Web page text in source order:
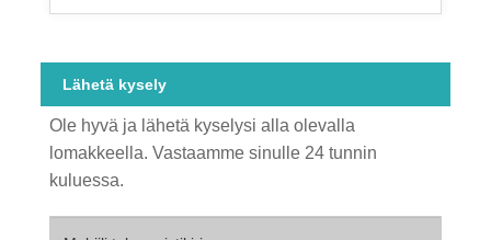
Lähetä kysely
Ole hyvä ja lähetä kyselysi alla olevalla
lomakkeella. Vastaamme sinulle 24 tunnin
kuluessa.